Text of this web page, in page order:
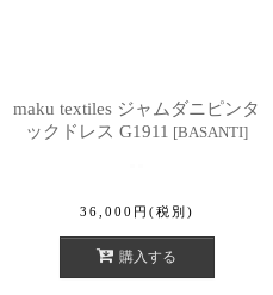
maku textiles ジャムダニピンタ
ックドレス G1911 [BASANTI]
36,000 円 (税別)
購入する